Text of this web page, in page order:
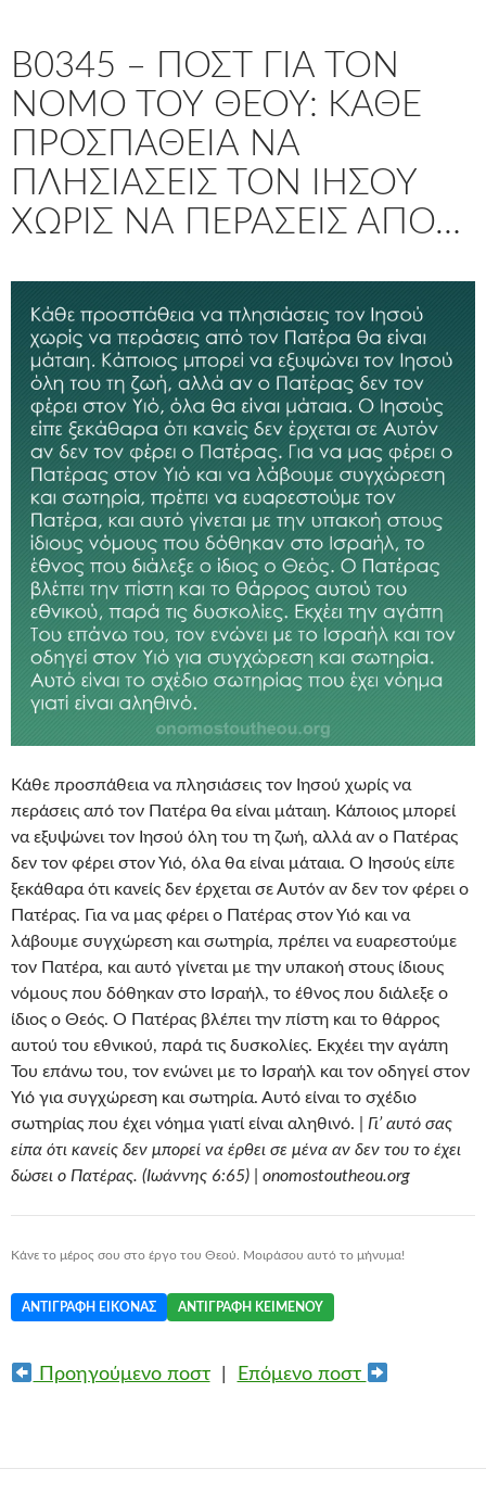
B0345 – ΠΟΣΤ ΓΙΑ ΤΟΝ
ΝΌΜΟ ΤΟΥ ΘΕΟΎ: ΚΆΘΕ
ΠΡΟΣΠΆΘΕΙΑ ΝΑ
ΠΛΗΣΙΆΣΕΙΣ ΤΟΝ ΙΗΣΟΎ
ΧΩΡΊΣ ΝΑ ΠΕΡΆΣΕΙΣ ΑΠΌ…
Κάθε προσπάθεια να πλησιάσεις τον Ιησού χωρίς να
περάσεις από τον Πατέρα θα είναι μάταιη. Κάποιος μπορεί
να εξυψώνει τον Ιησού όλη του τη ζωή, αλλά αν ο Πατέρας
δεν τον φέρει στον Υιό, όλα θα είναι μάταια. Ο Ιησούς είπε
ξεκάθαρα ότι κανείς δεν έρχεται σε Αυτόν αν δεν τον φέρει ο
Πατέρας. Για να μας φέρει ο Πατέρας στον Υιό και να
λάβουμε συγχώρεση και σωτηρία, πρέπει να ευαρεστούμε
τον Πατέρα, και αυτό γίνεται με την υπακοή στους ίδιους
νόμους που δόθηκαν στο Ισραήλ, το έθνος που διάλεξε ο
ίδιος ο Θεός. Ο Πατέρας βλέπει την πίστη και το θάρρος
αυτού του εθνικού, παρά τις δυσκολίες. Εκχέει την αγάπη
Του επάνω του, τον ενώνει με το Ισραήλ και τον οδηγεί στον
Υιό για συγχώρεση και σωτηρία. Αυτό είναι το σχέδιο
σωτηρίας που έχει νόημα γιατί είναι αληθινό. | Γι’ αυτό σας
είπα ότι κανείς δεν μπορεί να έρθει σε μένα αν δεν του το έχει
δώσει ο Πατέρας. (Ιωάννης 6:65) | onomostoutheou.org
Κάνε το μέρος σου στο έργο του Θεού. Μοιράσου αυτό το μήνυμα!
ΑΝΤΙΓΡΑΦΉ ΕΙΚΌΝΑΣ ΑΝΤΙΓΡΑΦΉ ΚΕΙΜΈΝΟΥ
Προηγούμενο ποστ| Επόμενο ποστ